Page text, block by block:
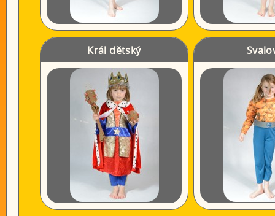
Král dětský